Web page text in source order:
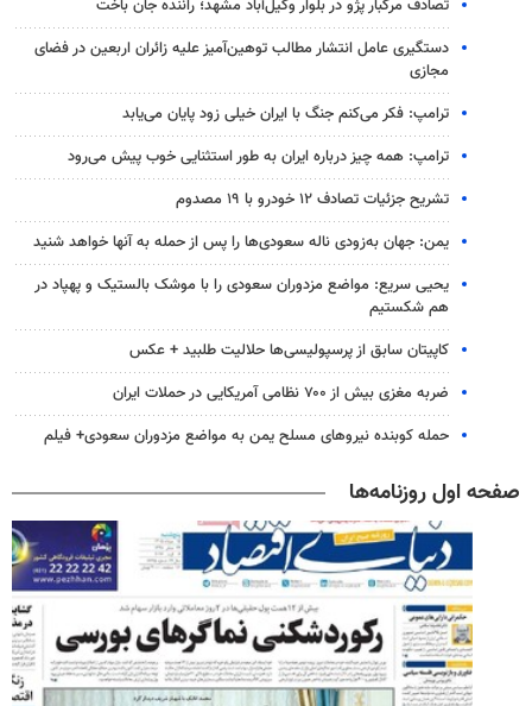
تصادف مرگبار پژو در بلوار وکیل‌آباد مشهد؛ راننده جان باخت
دستگیری عامل انتشار مطالب توهین‌آمیز علیه زائران اربعین در فضای
مجازی
ترامپ: فکر می‌کنم جنگ با ایران خیلی زود پایان می‌یابد
ترامپ: همه چیز درباره ایران به طور استثنایی خوب پیش می‌رود
تشریح جزئیات تصادف ۱۲ خودرو با ۱۹ مصدوم
یمن: جهان به‌زودی ناله سعودی‌ها را پس از حمله به آنها خواهد شنید
یحیی سریع: مواضع مزدوران سعودی را با موشک بالستیک و پهپاد در
هم شکستیم
کاپیتان سابق از پرسپولیسی‌ها حلالیت طلبید + عکس
ضربه مغزی بیش از ۷۰۰ نظامی آمریکایی در حملات ایران
حمله کوبنده نیروهای مسلح یمن به مواضع مزدوران سعودی+ فیلم
صفحه اول روزنامه‌ها